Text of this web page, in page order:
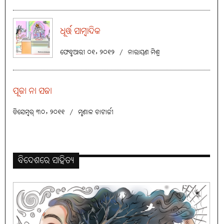
ଧୂର୍ତ୍ତ ସାମ୍ବାଦିକ
ଫେବୃଆରୀ ୦୧, ୨୦୧୨ / ନାରାୟଣ ମିଶ୍ର
ପୂଜା ନା ସଜା
ଡିସେମ୍ବର୍ ୩୦, ୨୦୧୧ / ମୃଣାଳ ଚାଟାର୍ଜୀ
ବିଦେଶରେ ସାହିତ୍ୟ